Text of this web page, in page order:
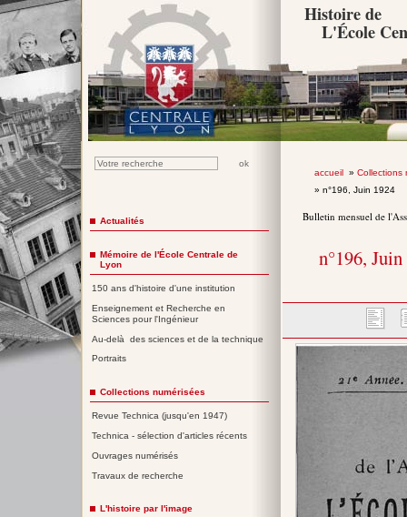
Histoire de
L'École
accueil» Collections
» n°196, Juin 1924
Bulletin mensuel de
n°196,
Actualités
Mémoire de l'École Centrale de
Lyon
150 ans d'histoire d'une institution
Enseignement et Recherche en
Sciences pour l'Ingénieur
Au-delà des sciences et de la technique
Portraits
Collections numérisées
Revue Technica (jusqu'en 1947)
Technica - sélection d'articles récents
Ouvrages numérisés
Travaux de recherche
L'histoire par l'image